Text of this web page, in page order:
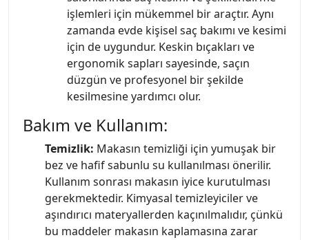
işlemleri için mükemmel bir araçtır. Aynı
zamanda evde kişisel saç bakımı ve kesimi
için de uygundur. Keskin bıçakları ve
ergonomik sapları sayesinde, saçın
düzgün ve profesyonel bir şekilde
kesilmesine yardımcı olur.
Bakım ve Kullanım:
Temizlik: Makasın temizliği için yumuşak bir
bez ve hafif sabunlu su kullanılması önerilir.
Kullanım sonrası makasın iyice kurutulması
gerekmektedir. Kimyasal temizleyiciler ve
aşındırıcı materyallerden kaçınılmalıdır, çünkü
bu maddeler makasın kaplamasına zarar